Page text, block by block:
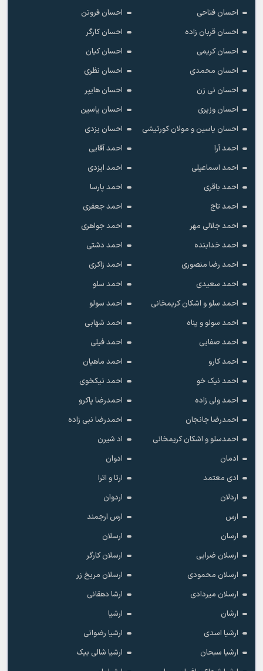
احسان فتاحی
احسان فروتن
احسان قربان زاده
احسان کارگر
احسان کریمی
احسان کیان
احسان محمدی
احسان نظری
احسان نی زن
احسان هایپر
احسان وزیری
احسان یاسین
احسان یاسین و مولان کورتیشی
احسان یزدی
احمد آرا
احمد آقایی
احمد اسماعیلی
احمد ایزدی
احمد باقری
احمد پارسا
احمد تاج
احمد جعفری
احمد جلالی مهر
احمد جواهری
احمد خدابنده
احمد دشتی
احمد رضا منصوری
احمد زاکری
احمد سعیدی
احمد سلو
احمد سلو و اشکان کریمخانی
احمد سولو
احمد سولو و پناه
احمد شهابی
احمد صفایی
احمد فیلی
احمد کارو
احمد ماهیان
احمد نیک خو
احمد نیکخوی
احمد ولی زاده
احمدرضا پاکرو
احمدرضا جانجان
احمدرضا نبی زاده
احمدسلو و اشکان کریمخانی
اد شیرن
ادمان
ادوان
ادی معتمد
ارتا و اترا
اردلان
اردوان
ارس
ارس ارجمند
ارسان
ارسلان
ارسلان ضرابی
ارسلان کارگر
ارسلان محمودی
ارسلان مریخ زر
ارسلان میردادی
ارشا دهقانی
ارشان
ارشیا
ارشیا اسدی
ارشیا رضوانی
ارشیا سبحان
ارشیا شالی بیک